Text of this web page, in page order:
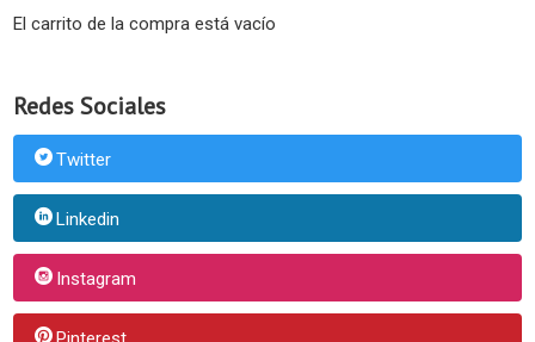
El carrito de la compra está vacío
Redes Sociales
Twitter
Linkedin
Instagram